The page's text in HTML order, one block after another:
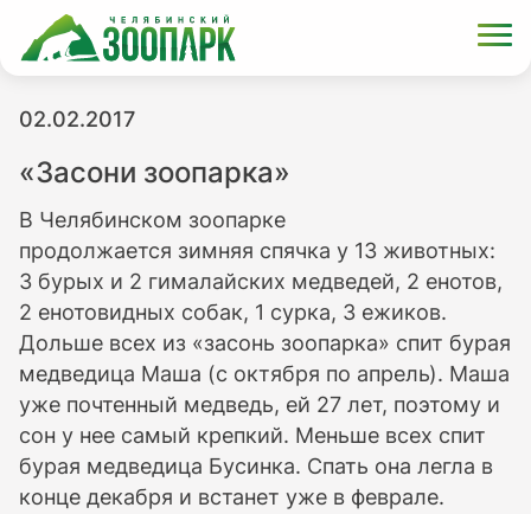
02.02.2017
«Засони зоопарка»
В Челябинском зоопарке
продолжается зимняя спячка у 13 животных:
3 бурых и 2 гималайских медведей, 2 енотов,
2 енотовидных собак, 1 сурка, 3 ежиков.
Дольше всех из «засонь зоопарка» спит бурая
медведица Маша (с октября по апрель). Маша
уже почтенный медведь, ей 27 лет, поэтому и
сон у нее самый крепкий. Меньше всех спит
бурая медведица Бусинка. Спать она легла в
конце декабря и встанет уже в феврале.